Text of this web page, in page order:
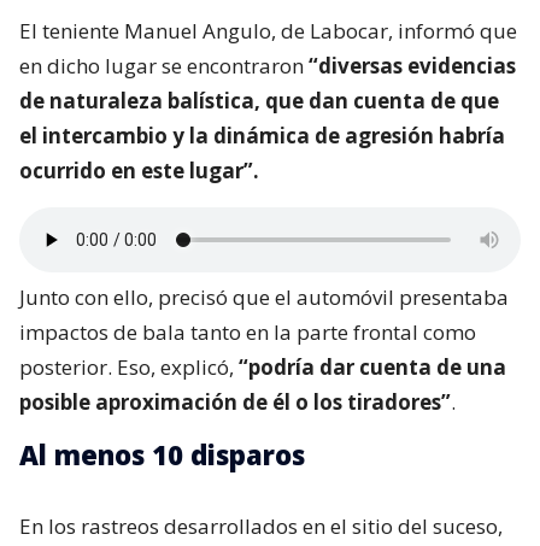
El teniente Manuel Angulo, de Labocar, informó que
en dicho lugar se encontraron“diversas evidencias
de naturaleza balística, que dan cuenta de que
el intercambio y la dinámica de agresión habría
ocurrido en este lugar”.
Junto con ello, precisó que el automóvil presentaba
impactos de bala tanto en la parte frontal como
posterior. Eso, explicó, “podría dar cuenta de una
posible aproximación de él o los tiradores”.
Al menos 10 disparos
En los rastreos desarrollados en el sitio del suceso,